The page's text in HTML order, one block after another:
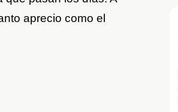
aprecio como el